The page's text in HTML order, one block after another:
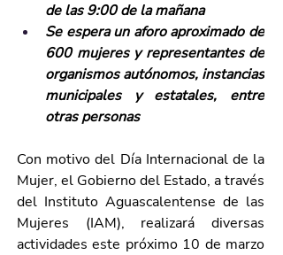
de las 9:00 de la mañana
Se espera un aforo aproximado de
600 mujeres y representantes de
organismos autónomos, instancias
municipales y estatales, entre
otras personas
Con motivo del Día Internacional de la
Mujer, el Gobierno del Estado, a través
del Instituto Aguascalentense de las
Mujeres (IAM), realizará diversas
actividades este próximo 10 de marzo